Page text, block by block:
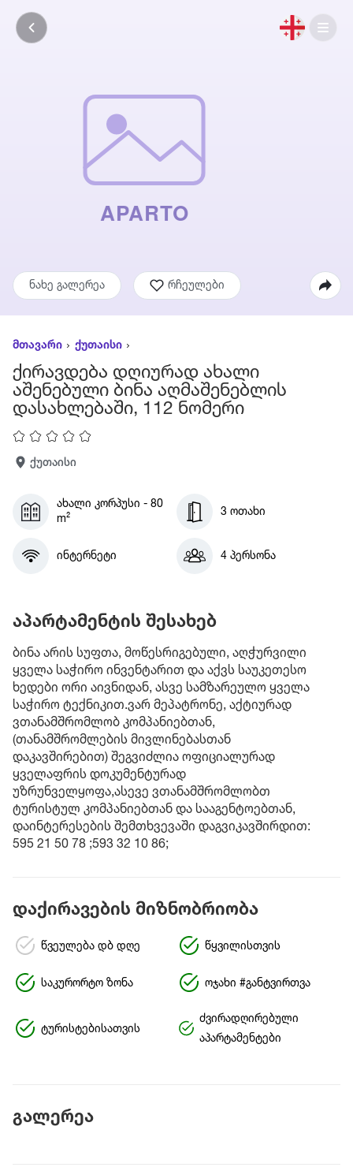
ნახე გალერეა რჩეულები
მთავარი ქუთაისი
ქირავდება დღიურად ახალი
აშენებული ბინა აღმაშენებლის
დასახლებაში, 112 ნომერი
ქუთაისი
ახალი კორპუსი - 80
m²
3 ოთახი
ინტერნეტი 4 პერსონა
აპარტამენტის შესახებ
ბინა არის სუფთა, მოწესრიგებული, აღჭურვილი
ყველა საჭირო ინვენტარით და აქვს საუკეთესო
ხედები ორი აივნიდან, ასვე სამზარეულო ყველა
საჭირო ტექნიკით.ვარ მეპატრონე, აქტიურად
ვთანამშრომლობ კომპანიებთან,
(თანამშრომლების მივლინებასთან
დაკავშირებით) შეგვიძლია ოფიციალურად
ყველაფრის დოკუმენტურად
უზრუნველყოფა,ასევე ვთანამშრომლობთ
ტურისტულ კომპანიებთან და სააგენტოებთან,
დაინტერესების შემთხვევაში დაგვიკავშირდით:
595 21 50 78 ;593 32 10 86;
დაქირავების მიზნობრიობა
წვეულება დბ დღე წყვილისთვის
საკურორტო ზონა ოჯახი #განტვირთვა
ტურისტებისათვის
ძვირადღირებული
აპარტამენტები
გალერეა